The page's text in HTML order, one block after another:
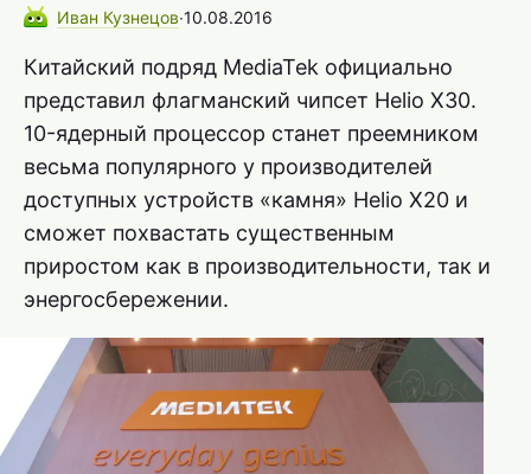
Иван Кузнецов∙10.08.2016
Китайский подряд MediaTek официально
представил флагманский чипсет Helio X30.
10-ядерный процессор станет преемником
весьма популярного у производителей
доступных устройств «камня» Helio X20 и
сможет похвастать существенным
приростом как в производительности, так и
энергосбережении.